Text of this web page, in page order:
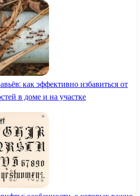
как эффективно избавиться от
в доме и на участке